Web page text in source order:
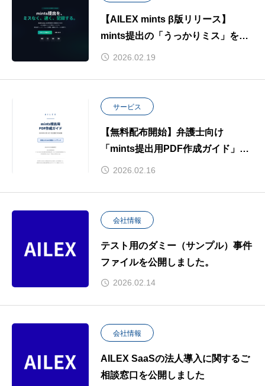
【AILEX mints β版リリース】
mints提出の「うっかりミス」をゼ
ロにする専用ツールを無料公開 —
2026.02.19
サービス
【無料配布開始】弁護士向け
「mints提出用PDF作成ガイド」を
公開2026.02.16
会社情報
テスト用のダミー（サンプル）事件
ファイルを公開しました。
2026.02.14
会社情報
AILEX SaaSの法人導入に関するご
相談窓口を公開しました